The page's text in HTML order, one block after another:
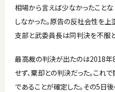
相場から言えば少なかったことな
しなかった。原告の反社会性を
支部と武委員長は同判決を不服
最高裁の判決が出たのは2018年
せず、棄却との判決だった。こ
であることが確定した。その5日